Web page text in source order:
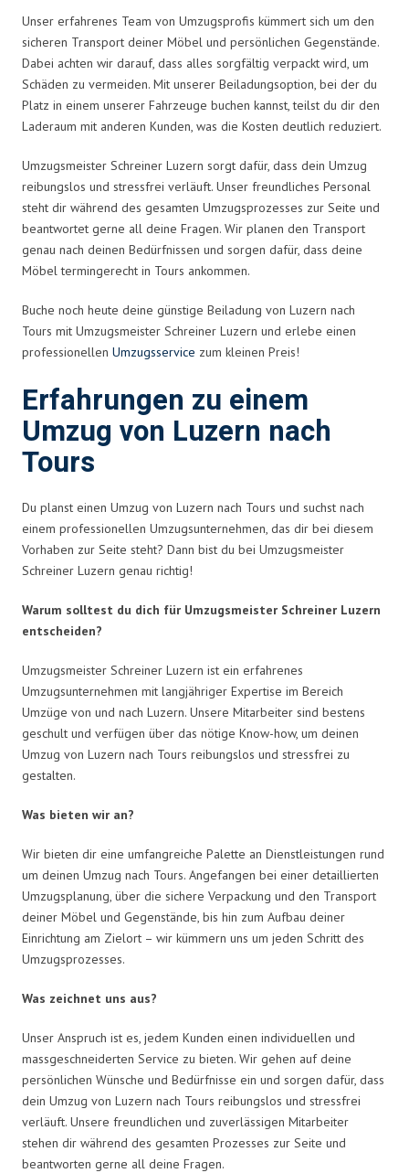
Unser erfahrenes Team von Umzugsprofis kümmert sich um den
sicheren Transport deiner Möbel und persönlichen Gegenstände.
Dabei achten wir darauf, dass alles sorgfältig verpackt wird, um
Schäden zu vermeiden. Mit unserer Beiladungsoption, bei der du
Platz in einem unserer Fahrzeuge buchen kannst, teilst du dir den
Laderaum mit anderen Kunden, was die Kosten deutlich reduziert.
Umzugsmeister Schreiner Luzern sorgt dafür, dass dein Umzug
reibungslos und stressfrei verläuft. Unser freundliches Personal
steht dir während des gesamten Umzugsprozesses zur Seite und
beantwortet gerne all deine Fragen. Wir planen den Transport
genau nach deinen Bedürfnissen und sorgen dafür, dass deine
Möbel termingerecht in Tours ankommen.
Buche noch heute deine günstige Beiladung von Luzern nach
Tours mit Umzugsmeister Schreiner Luzern und erlebe einen
professionellen Umzugsservice zum kleinen Preis!
Erfahrungen zu einem
Umzug von Luzern nach
Tours
Du planst einen Umzug von Luzern nach Tours und suchst nach
einem professionellen Umzugsunternehmen, das dir bei diesem
Vorhaben zur Seite steht? Dann bist du bei Umzugsmeister
Schreiner Luzern genau richtig!
Warum solltest du dich für Umzugsmeister Schreiner Luzern
entscheiden?
Umzugsmeister Schreiner Luzern ist ein erfahrenes
Umzugsunternehmen mit langjähriger Expertise im Bereich
Umzüge von und nach Luzern. Unsere Mitarbeiter sind bestens
geschult und verfügen über das nötige Know-how, um deinen
Umzug von Luzern nach Tours reibungslos und stressfrei zu
gestalten.
Was bieten wir an?
Wir bieten dir eine umfangreiche Palette an Dienstleistungen rund
um deinen Umzug nach Tours. Angefangen bei einer detaillierten
Umzugsplanung, über die sichere Verpackung und den Transport
deiner Möbel und Gegenstände, bis hin zum Aufbau deiner
Einrichtung am Zielort – wir kümmern uns um jeden Schritt des
Umzugsprozesses.
Was zeichnet uns aus?
Unser Anspruch ist es, jedem Kunden einen individuellen und
massgeschneiderten Service zu bieten. Wir gehen auf deine
persönlichen Wünsche und Bedürfnisse ein und sorgen dafür, dass
dein Umzug von Luzern nach Tours reibungslos und stressfrei
verläuft. Unsere freundlichen und zuverlässigen Mitarbeiter
stehen dir während des gesamten Prozesses zur Seite und
beantworten gerne all deine Fragen.